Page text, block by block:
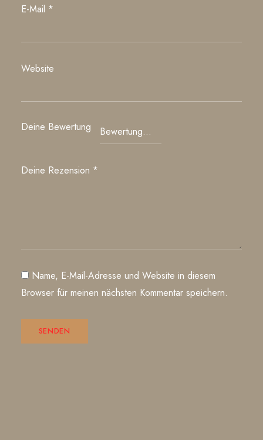
E-Mail *
Website
Deine Bewertung
Deine Rezension *
Name, E-Mail-Adresse und Website in diesem
Browser für meinen nächsten Kommentar speichern.